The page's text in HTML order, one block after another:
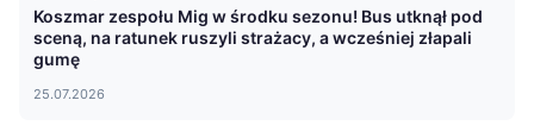
Koszmar zespołu Mig w środku sezonu! Bus utknął pod
sceną, na ratunek ruszyli strażacy, a wcześniej złapali
gumę
25.07.2026